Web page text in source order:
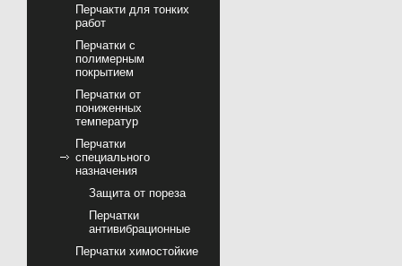
Перчакти для тонких
работ
Перчатки с
полимерным
покрытием
Перчатки от
пониженных
температур
Перчатки
специального
назначения
Защита от пореза
Перчатки
антивибрационные
Перчатки химостойкие